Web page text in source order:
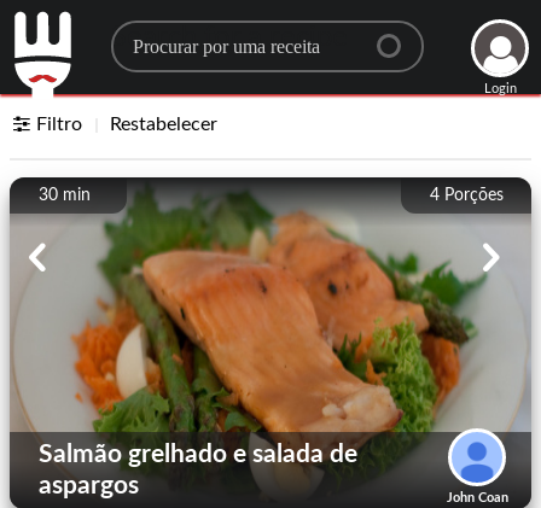
Search for a recipe
Login
Filtro Restabelecer
4 Porções
30 min
John Coan
Salmão grelhado e salada de
aspargos